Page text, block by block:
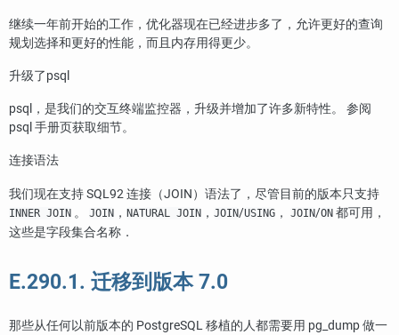
继续一年前开始的工作，优化器现在已经进步多了，允许更好的查询
规划选择和更好的性能，而且内存用得更少。
升级了psql
psql ，是我们的交互终端监控器，升级并增加了许多新特性。 参阅
psql 手册页获取细节。
连接语法
我们现在支持 SQL92 连接（JOIN）语法了，尽管目前的版本只支持
INNER JOIN 。 JOIN ， NATURAL JOIN ， JOIN/USING ， JOIN/ON 都可用，
这些是字段集合名称．
E.290.1. 迁移到版本 7.0
那些从任何以前版本的 PostgreSQL移植的人都需要用 pg_dump做一